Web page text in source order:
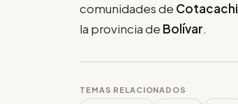
comunidades de Cotacachi
la provincia de Bolívar.
TEMAS RELACIONADOS